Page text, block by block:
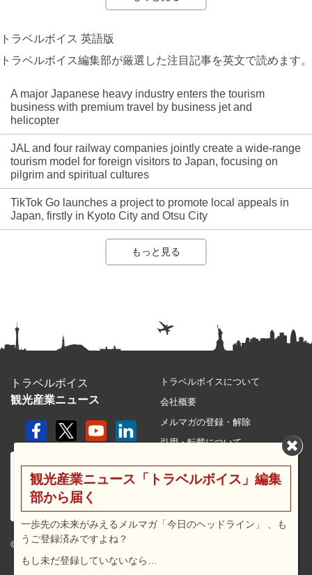
トラベルボイス 英語版
トラベルボイス編集部が厳選した注目記事を英文で読めます。
A major Japanese heavy industry enters the tourism
business with premium travel by business jet and
helicopter
JAL and four railway companies jointly create a wide-range
tourism model for foreign visitors to Japan, focusing on
pilgrim and spiritual cultures
TikTok Go launches a project to promote local appeals in
Japan, firstly in Kyoto City and Otsu City
もっと見る
トラベルボイス
観光産業ニュース
© 2026 travel voice.
トラベルボイスについて
会社概要
メルマガの登録・解除
引用・転載について
利用規約
広告メニュー・料金
観光産業ニュース「トラベルボイス」編集
部から届く
一歩先の未来がみえるメルマガ「今日のヘッドライン」 、も
うご登録済みですよね？
もし未だ登録していないなら…